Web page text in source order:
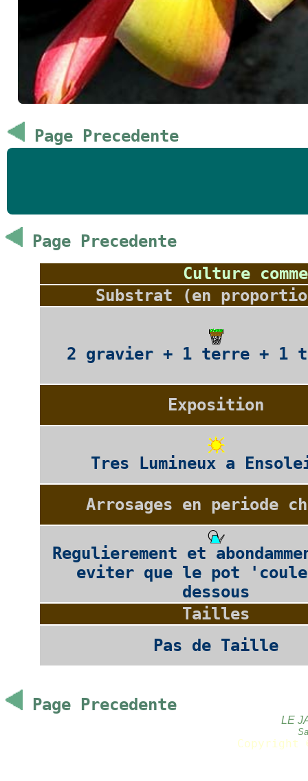
Page Precedente
Page Precedente
Culture
Substrat (en
2 gravier + 1 terre + 1
Exposition
Tres Lumineux a
Arrosages en periode
Regulierement et
eviter que le pot
dessous
Tailles
Pas de Taille
Page Precedente
LE
Copyright